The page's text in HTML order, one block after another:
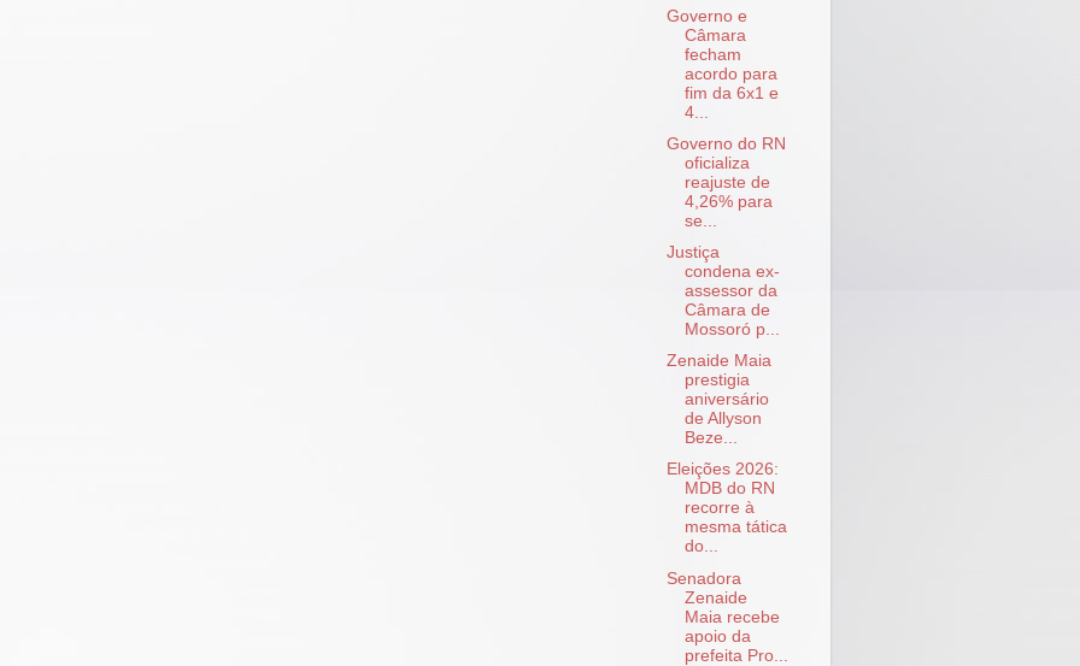
Governo e
Câmara
fecham
acordo para
fim da 6x1 e
4...
Governo do RN
oficializa
reajuste de
4,26% para
se...
Justiça
condena ex-
assessor da
Câmara de
Mossoró p...
Zenaide Maia
prestigia
aniversário
de Allyson
Beze...
Eleições 2026:
MDB do RN
recorre à
mesma tática
do...
Senadora
Zenaide
Maia recebe
apoio da
prefeita Pro...